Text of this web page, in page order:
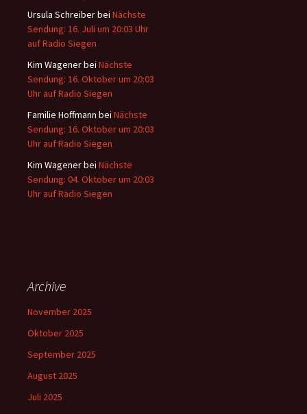
Ursula Schreiberbei Nächste
Sendung: 16. Juli um 20:03 Uhr
auf Radio Siegen
Kim Wagenerbei Nächste
Sendung: 16. Oktober um 20:03
Uhr auf Radio Siegen
Familie Hoffmann bei Nächste
Sendung: 16. Oktober um 20:03
Uhr auf Radio Siegen
Kim Wagenerbei Nächste
Sendung: 04. Oktober um 20:03
Uhr auf Radio Siegen
Archive
November 2025
Oktober 2025
September 2025
August 2025
Juli 2025